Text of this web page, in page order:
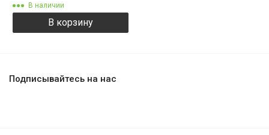
В наличии
В корзину
Подписывайтесь на нас